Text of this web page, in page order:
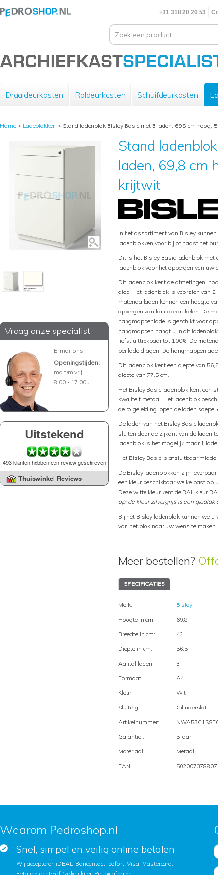
+31 318 20 20 53
Draaideurkasten Roldeurkasten Schuifdeurkasten
Home > Ladeblokken > Stand ladenblok Bisley Basic met 3 laden, 69,8 cm hoog,
Vraag onze specialist
E-mail ons
Openingstijden:
ma t/m vrij
8.00 - 17.00u
Uitstekend
493 klanten hebben een review geschreven
Thuiswinkel Reviews
Stand
laden, 69,8 cm
krijtwit
In het assortiment van Bisley
ladenblokken voor bij of naast het
Dit is het Bisley Basic ladenblok met
ladenblok voor het opbergen van uw
Dit ladenblok kent de afmetingen:
diep. Het ladenblok is voorzien van
materiaalladen kennen een hoogte
opbergen van kantoorartikelen. De
hangmappenlade is geschikt voor
hangmappen hangt u in dit
liefst uittrekbaar tot 100%. De
per lade dragen. De
Dit ladenblok kent een diepte van
diepte van 77,5 cm.
Het Bisley Basic ladenblok kent een
kwaliteit metaal. Het ladenblok
de rolgeleiding lopen de laden
De laden van het Bisley Basic
sluiten door de zijkant van de laden
ladenblok is het mogelijk maar 1
Het Bisley Basic is afsluitbaar
De Bisley ladenblokken zijn
een kleur beschikbaar welke past op
Deze witte kleur kent de RAL kleur
op: de kleur zilvergrijs is een gladlak
Bij het Bisley ladenblok kunnen we u
van het blok naar uw wens te maken.
Meer bestellen?
SPECIFICATIES
Merk:
Bisley
Hoogte in cm:
69,8
Breedte in cm:
42
Diepte in cm:
56,5
Aantal laden:
3
Formaat:
A4
Kleur:
Wit
Sluiting:
Cilinderslot
Artikelnummer:
Garantie :
5 jaar
Materiaal:
Metaal
EAN:
Waarom Pedroshop.nl
Snel, simpel en veilig online betalen
Wij accepteren iDEAL, Bancontact, Sofort, Visa, Mastercard,
Betaling achteraf (zakelijk) en Pin bij afhalen.